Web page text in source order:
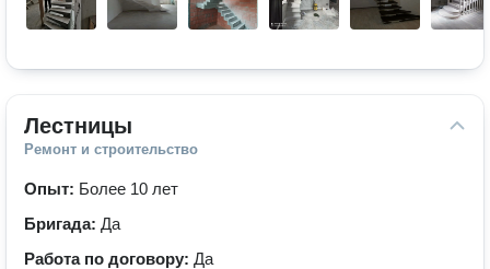
Лестницы
Ремонт и строительство
Опыт: Более 10 лет
Бригада: Да
Работа по договору: Да